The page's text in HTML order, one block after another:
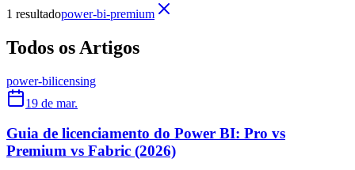
1 resultadopower-bi-premium
Todos os Artigos
power-bilicensing
19 de mar.
Guia de licenciamento do Power BI: Pro vs
Premium vs Fabric (2026)